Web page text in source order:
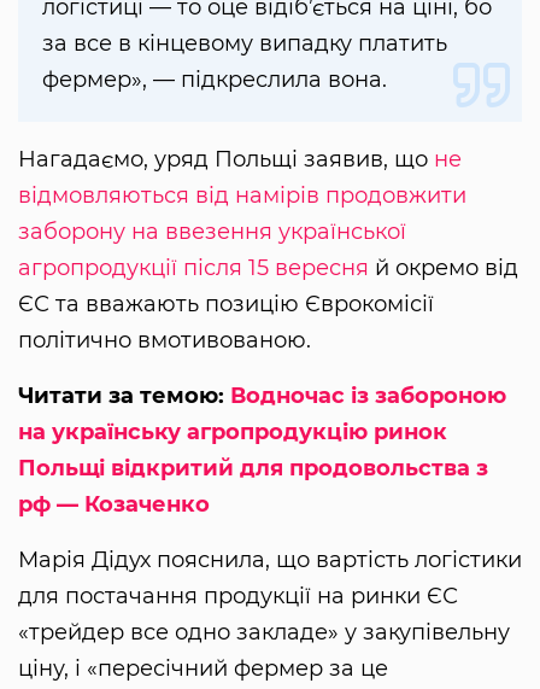
логістиці — то оце відіб’ється на ціні, бо
за все в кінцевому випадку платить
фермер», — підкреслила вона.
Нагадаємо, уряд Польщі заявив, що не
відмовляються від намірів продовжити
заборону на ввезення української
агропродукції після 15 вересня й окремо від
ЄС та вважають позицію Єврокомісії
політично вмотивованою.
Читати за темою: Водночас із забороною
на українську агропродукцію ринок
Польщі відкритий для продовольства з
рф — Козаченко
Марія Дідух пояснила, що вартість логістики
для постачання продукції на ринки ЄС
«трейдер все одно закладе» у закупівельну
ціну, і «пересічний фермер за це